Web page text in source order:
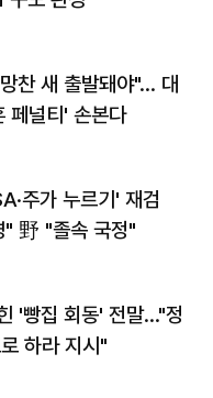
찬 새 출발돼야"… 대
페널티' 손본다
주가 누르기' 재검
野 "졸속 국정"
'빵집 회동' 전말…"정
하라 지시"